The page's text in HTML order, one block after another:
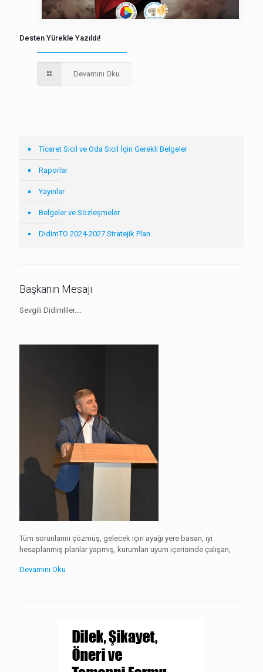
Desten Yürekle Yazıldı!
Devamını Oku
Ticaret Sicil ve Oda Sicil İçin Gerekli Belgeler
Raporlar
Yayınlar
Belgeler ve Sözleşmeler
DidimTO 2024-2027 Stratejik Plan
Başkanın Mesajı
Sevgili Didimliler….
Tüm sorunlarını çözmüş, gelecek için ayağı yere basan, iyi
hesaplanmış planlar yapmış, kurumları uyum içerisinde çalışan,
Devamını Oku